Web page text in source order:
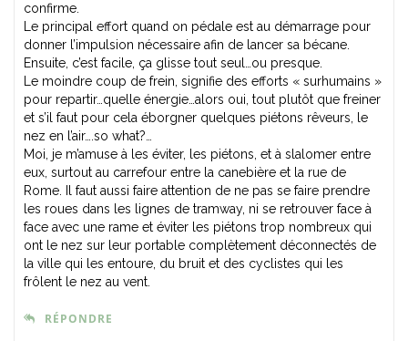
confirme.
Le principal effort quand on pédale est au démarrage pour
donner l’impulsion nécessaire afin de lancer sa bécane.
Ensuite, c’est facile, ça glisse tout seul…ou presque.
Le moindre coup de frein, signifie des efforts « surhumains »
pour repartir…quelle énergie…alors oui, tout plutôt que freiner
et s’il faut pour cela éborgner quelques piétons rêveurs, le
nez en l’air….so what?…
Moi, je m’amuse à les éviter, les piétons, et à slalomer entre
eux, surtout au carrefour entre la canebière et la rue de
Rome. Il faut aussi faire attention de ne pas se faire prendre
les roues dans les lignes de tramway, ni se retrouver face à
face avec une rame et éviter les piétons trop nombreux qui
ont le nez sur leur portable complètement déconnectés de
la ville qui les entoure, du bruit et des cyclistes qui les
frôlent le nez au vent.
RÉPONDRE